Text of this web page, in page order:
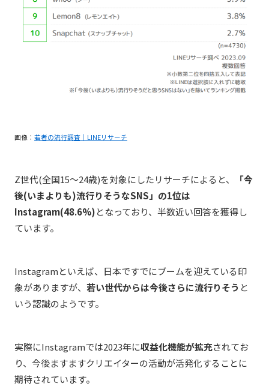
画像： 若者の流行調査｜LINEリサーチ
Z世代(全国15～24歳)を対象にしたリサーチによると、
「今
後(いまよりも)流行りそうなSNS」の1位は
Instagram(48.6%)となっており、半数近い回答を獲得し
ています。
Instagramといえば、日本ですでにブームを迎えている印
象がありますが、 若い世代からは今後さらに流行りそう と
いう認識のようです。
実際にInstagramでは2023年に収益化機能が拡充されてお
り、今後ますますクリエイターの活動が活発化することに
期待されています。